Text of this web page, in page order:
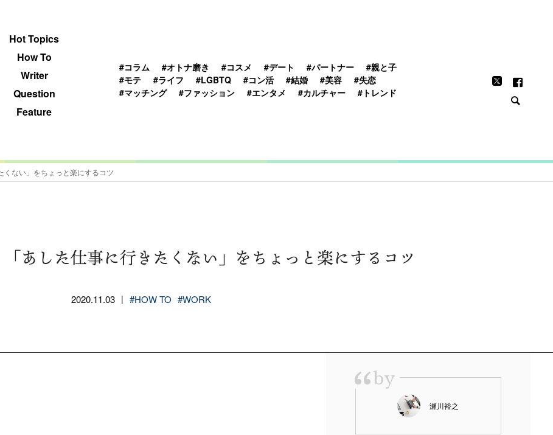
Hot Topics
How To
Writer
Question
Feature
#コラム #オトナ磨き #コスメ #デート #パートナー
#親と子
#モテ
#ライフ #LGBTQ #コン活 #結婚 #美容
#失恋
#マッチング
#ファッション #エンタメ #カルチャー #トレンド
ない」をちょっと楽にするコツ
あした仕事に行きたくない」をちょっと楽にするコツ
2020.11.03 | #HOW TO #WORK
“by
瀬川裕之